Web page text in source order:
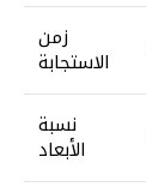
زمن
الاستجابة
نسبة
الأبعاد